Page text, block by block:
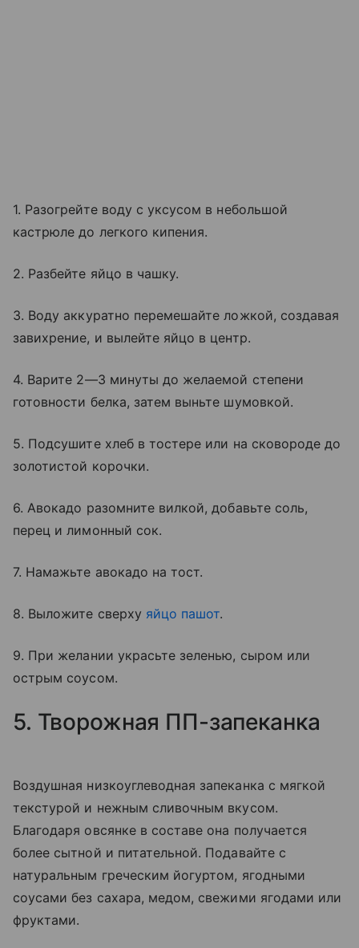
1. Разогрейте воду с уксусом в небольшой
кастрюле до легкого кипения.
2. Разбейте яйцо в чашку.
3. Воду аккуратно перемешайте ложкой, создавая
завихрение, и вылейте яйцо в центр.
4. Варите 2—3 минуты до желаемой степени
готовности белка, затем выньте шумовкой.
5. Подсушите хлеб в тостере или на сковороде до
золотистой корочки.
6. Авокадо разомните вилкой, добавьте соль,
перец и лимонный сок.
7. Намажьте авокадо на тост.
8. Выложите сверху яйцо пашот.
9. При желании украсьте зеленью, сыром или
острым соусом.
5. Творожная ПП-запеканка
Воздушная низкоуглеводная запеканка с мягкой
текстурой и нежным сливочным вкусом.
Благодаря овсянке в составе она получается
более сытной и питательной. Подавайте с
натуральным греческим йогуртом, ягодными
соусами без сахара, медом, свежими ягодами или
фруктами.